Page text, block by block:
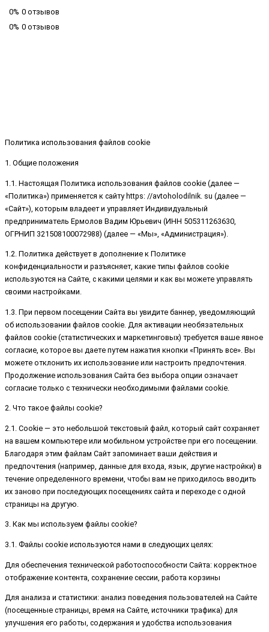
0% 0 отзывов
0% 0 отзывов
Политика использования файлов cookie
1. Общие положения
1.1. Настоящая Политика использования файлов cookie (далее —
«Политика») применяется к сайту https: //avtoholodilnik. su (далее —
«Сайт»), которым владеет и управляет Индивидуальный
предприниматель Ермолов Вадим Юрьевич (ИНН 505311263630,
ОГРНИП 321508100072988) (далее — «Мы», «Администрация»).
1.2. Политика действует в дополнение к Политике
конфиденциальности и разъясняет, какие типы файлов cookie
используются на Сайте, с какими целями и как вы можете управлять
своими настройками.
1.3. При первом посещении Сайта вы увидите баннер, уведомляющий
об использовании файлов cookie. Для активации необязательных
файлов cookie (статистических и маркетинговых) требуется ваше явное
согласие, которое вы даете путем нажатия кнопки «Принять все». Вы
можете отклонить их использование или настроить предпочтения.
Продолжение использования Сайта без выбора опции означает
согласие только с технически необходимыми файлами cookie.
2. Что такое файлы cookie?
2.1. Cookie — это небольшой текстовый файл, который сайт сохраняет
на вашем компьютере или мобильном устройстве при его посещении.
Благодаря этим файлам Сайт запоминает ваши действия и
предпочтения (например, данные для входа, язык, другие настройки) в
течение определенного времени, чтобы вам не приходилось вводить
их заново при последующих посещениях сайта и переходе с одной
страницы на другую.
3. Как мы используем файлы cookie?
3.1. Файлы cookie используются нами в следующих целях:
Для обеспечения технической работоспособности Сайта: корректное
отображение контента, сохранение сессии, работа корзины
Для анализа и статистики: анализ поведения пользователей на Сайте
(посещенные страницы, время на Сайте, источники трафика) для
улучшения его работы, содержания и удобства использования